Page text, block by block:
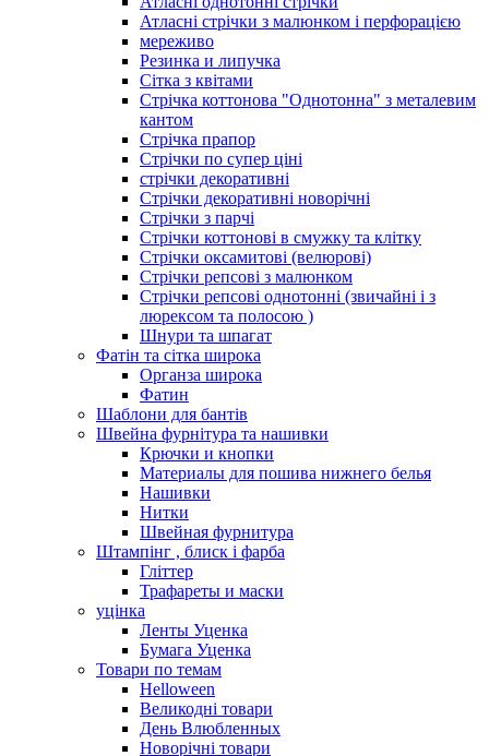
Атласні стрічки з малюнком і перфорацією
мереживо
Резинка и липучка
Сітка з квітами
Стрічка коттонова "Однотонна" з металевим
кантом
Стрічка прапор
Стрічки по супер ціні
стрічки декоративні
Стрічки декоративні новорічні
Стрічки з парчі
Стрічки коттонові в смужку та клітку
Стрічки оксамитові (велюрові)
Стрічки репсові з малюнком
Стрічки репсові однотонні (звичайні і з
люрексом та полосою )
Шнури та шпагат
Фатін та сітка широка
Органза широка
Фатин
Шаблони для бантів
Швейна фурнітура та нашивки
Крючки и кнопки
Материалы для пошива нижнего белья
Нашивки
Нитки
Швейная фурнитура
Штампінг , блиск і фарба
Гліттер
Трафареты и маски
уцінка
Ленты Уценка
Бумага Уценка
Товари по темам
Helloween
Великодні товари
День Влюбленных
Новорічні товари